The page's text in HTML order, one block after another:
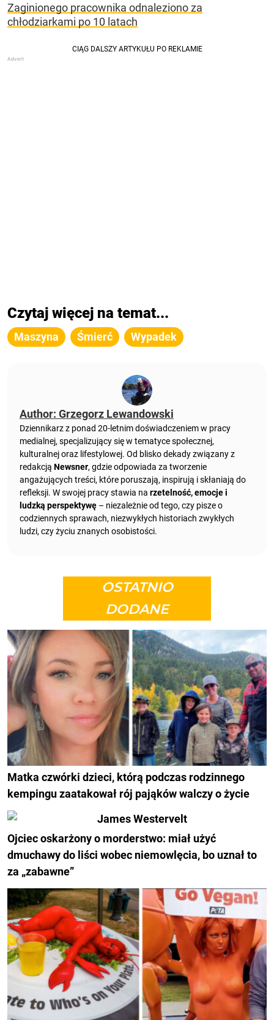
Zaginionego pracownika odnaleziono za
chłodziarkami po 10 latach
Czytaj więcej na temat...
Maszyna Śmierć Wypadek
Author: Grzegorz Lewandowski
Dziennikarz z ponad 20-letnim doświadczeniem w pracy
medialnej, specjalizujący się w tematyce społecznej,
kulturalnej oraz lifestylowej. Od blisko dekady związany z
redakcją Newsner, gdzie odpowiada za tworzenie
angażujących treści, które poruszają, inspirują i skłaniają do
refleksji. W swojej pracy stawia na rzetelność, emocje i
ludzką perspektywę – niezależnie od tego, czy pisze o
codziennych sprawach, niezwykłych historiach zwykłych
ludzi, czy życiu znanych osobistości.
OSTATNIO
DODANE
Matka czwórki dzieci, którą podczas rodzinnego
kempingu zaatakował rój pająków walczy o życie
Ojciec oskarżony o morderstwo: miał użyć
dmuchawy do liści wobec niemowlęcia, bo uznał to
za „zabawne”